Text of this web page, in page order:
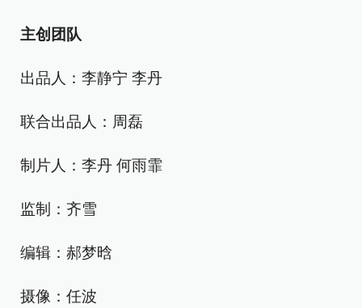
主创团队
出品人：李静宁 李丹
联合出品人：周磊
制片人：李丹 何雨霏
监制：齐雪
编辑：郝梦晗
摄像：任波